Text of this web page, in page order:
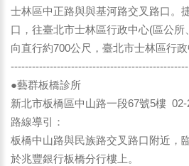
士林區中正路與與基河路交叉路口。
口，往臺北市士林區行政中心(區公
向直行約700公尺，臺北市士林區行政
--------------------------------------------------
●藝群板橋診所
新北市板橋區中山路一段67號5樓 02-
路線導引：
板橋中山路與民族路交叉路口附近，
於兆豐銀行板橋分行樓上。